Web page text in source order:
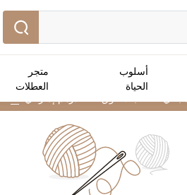
أسلوب
الحياة
متجر
العطلات